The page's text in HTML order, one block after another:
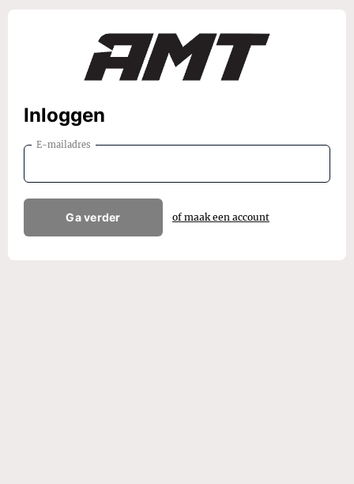
Inloggen
E-mailadres
Ga verder of maak een account